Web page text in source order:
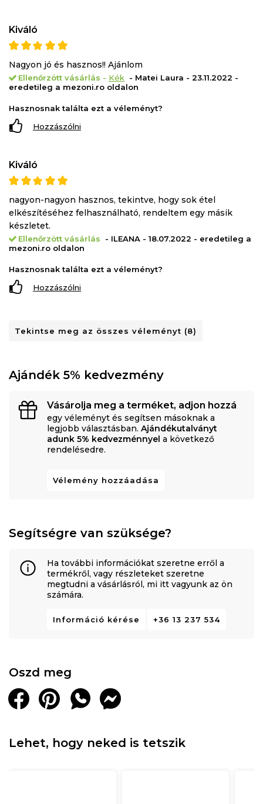
Kiváló
Nagyon jó és hasznos!! Ajánlom
Ellenőrzött vásárlás - Kék
- Matei Laura - 23.11.2022 -
eredetileg a mezoni.ro oldalon
Hasznosnak találta ezt a véleményt?
Hozzászólni
Kiváló
nagyon-nagyon hasznos, tekintve, hogy sok étel
elkészítéséhez felhasználható, rendeltem egy másik
készletet.
Ellenőrzött vásárlás
- ILEANA - 18.07.2022 - eredetileg a
mezoni.ro oldalon
Hasznosnak találta ezt a véleményt?
Hozzászólni
Tekintse meg az összes véleményt (8)
Ajándék 5% kedvezmény
Vásárolja meg a terméket, adjon hozzá
egy véleményt és segítsen másoknak a
legjobb választásban. Ajándékutalványt
adunk 5% kedvezménnyel a következő
rendelésedre.
Vélemény hozzáadása
Segítségre van szüksége?
Ha további információkat szeretne erről a
termékről, vagy részleteket szeretne
megtudni a vásárlásról, mi itt vagyunk az ön
számára.
Információ kérése +36 13 237 534
Oszd meg
Lehet, hogy neked is tetszik